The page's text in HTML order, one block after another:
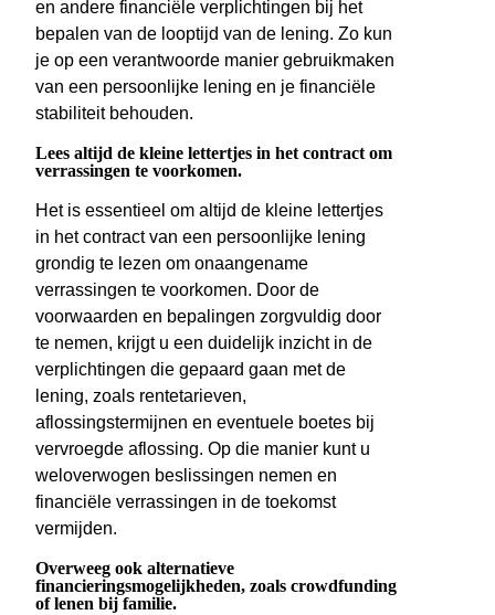
en andere financiële verplichtingen bij het
bepalen van de looptijd van de lening. Zo kun
je op een verantwoorde manier gebruikmaken
van een persoonlijke lening en je financiële
stabiliteit behouden.
Lees altijd de kleine lettertjes in het contract om
verrassingen te voorkomen.
Het is essentieel om altijd de kleine lettertjes
in het contract van een persoonlijke lening
grondig te lezen om onaangename
verrassingen te voorkomen. Door de
voorwaarden en bepalingen zorgvuldig door
te nemen, krijgt u een duidelijk inzicht in de
verplichtingen die gepaard gaan met de
lening, zoals rentetarieven,
aflossingstermijnen en eventuele boetes bij
vervroegde aflossing. Op die manier kunt u
weloverwogen beslissingen nemen en
financiële verrassingen in de toekomst
vermijden.
Overweeg ook alternatieve
financieringsmogelijkheden, zoals crowdfunding
of lenen bij familie.